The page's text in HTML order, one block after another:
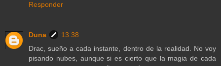
Responder
Duna
13:38
Drac, sueño a cada instante, dentro de la realidad. No voy
pisando nubes, aunque si es cierto que la magia de cada